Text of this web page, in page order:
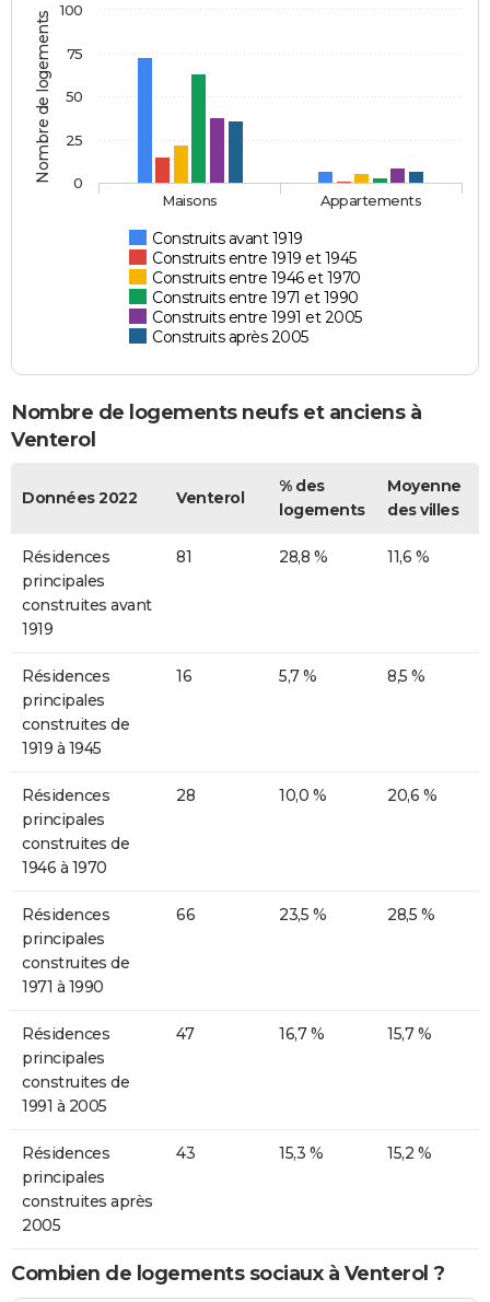
Nombre de logements
Construits avant 1919
Construits entre 1919 et 1945
Construits entre 1946 et 1970
Construits entre 1971 et 1990
Construits entre 1991 et 2005
Construits après 2005
Maisons Appartements
0
25
50
75
100
Nombre de logements neufs et anciens à
Venterol
Données 2022 Venterol
% des
logements
Moyenne
des villes
Résidences
principales
construites avant
1919
81 28,8 % 11,6 %
Résidences
principales
construites de
1919 à 1945
16 5,7 % 8,5 %
Résidences
principales
construites de
1946 à 1970
28 10,0 % 20,6 %
Résidences
principales
construites de
1971 à 1990
66 23,5 % 28,5 %
Résidences
principales
construites de
1991 à 2005
47 16,7 % 15,7 %
Résidences
principales
construites après
2005
43 15,3 % 15,2 %
Combien de logements sociaux à Venterol ?